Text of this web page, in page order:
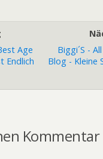
Age
Endlich
Biggi´s -
Blog - Kleine
Kommentar